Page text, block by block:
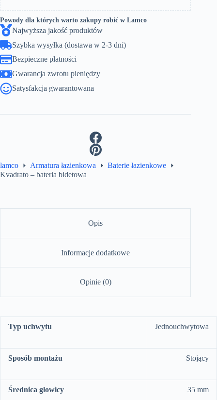
Powody dla których warto zakupy robić w Lamco
Najwyższa jakość produktów
Szybka wysyłka (dostawa w 2-3 dni)
Bezpieczne płatności
Gwarancja zwrotu pieniędzy
Satysfakcja gwarantowana
lamco Armatura łazienkowa
Baterie łazienkowe
Kvadrato – bateria bidetowa
Opis
Informacje dodatkowe
Opinie (0)
Typ uchwytu Jednouchwytowa
Sposób montażu Stojący
Średnica głowicy 35 mm